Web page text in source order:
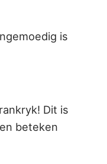
is
Dit is
beteken